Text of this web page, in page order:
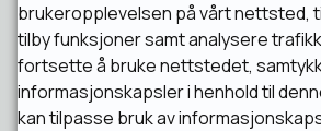
brukeropplevelsen på vårt nettsted,
tilby funksjoner samt analysere
fortsette å bruke nettstedet,
informasjonskapsler i henhold til
kan tilpasse bruk av